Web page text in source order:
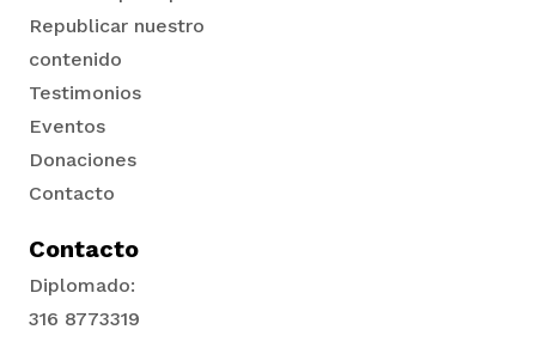
Republicar nuestro
contenido
Testimonios
Eventos
Donaciones
Contacto
Contacto
Diplomado:
316 8773319